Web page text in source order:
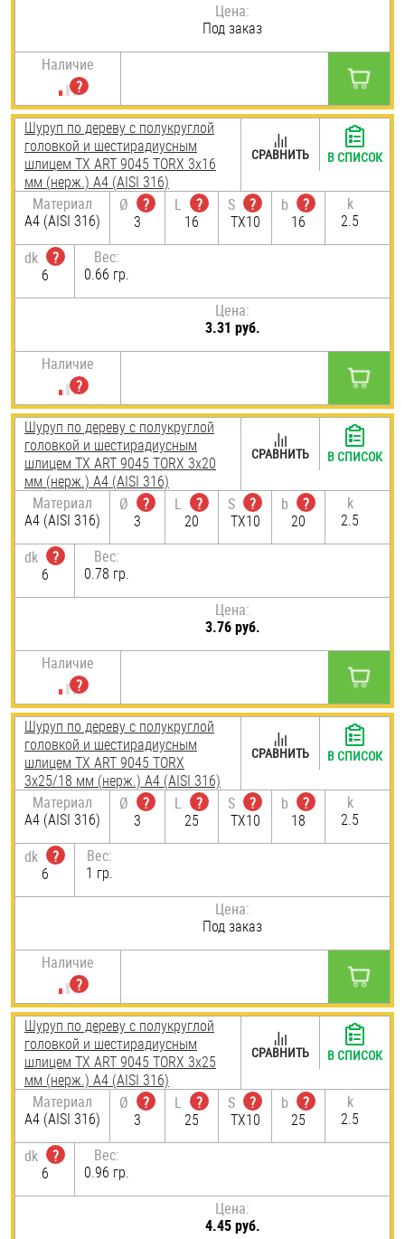
Цена:
Под заказ
Наличие
Шуруп по дереву с полукруглой
головкой и шестирадиусным
шлицем TX ART 9045 TORX 3х16
мм (нерж.) A4 (AISI 316)
Материал
A4 (AISI 316)
Ø
?
3
L
?
16
S
?
TX10
b
?
16
k
2.5
dk
?
6
Вес:
0.66 гр.
Цена:
3.31 руб.
Наличие
СРАВНИТЬ В СПИСОК
Шуруп по дереву с полукруглой
головкой и шестирадиусным
шлицем TX ART 9045 TORX 3х20
мм (нерж.) A4 (AISI 316)
Материал
A4 (AISI 316)
Ø
?
3
L
?
20
S
?
TX10
b
?
20
k
2.5
dk
?
6
Вес:
0.78 гр.
Цена:
3.76 руб.
Наличие
СРАВНИТЬ В СПИСОК
Шуруп по дереву с полукруглой
головкой и шестирадиусным
шлицем TX ART 9045 TORX
3х25/18 мм (нерж.) A4 (AISI 316)
Материал
A4 (AISI 316)
Ø
?
3
L
?
25
S
?
TX10
b
?
18
k
2.5
dk
?
6
Вес:
1 гр.
Цена:
Под заказ
Наличие
СРАВНИТЬ В СПИСОК
Шуруп по дереву с полукруглой
головкой и шестирадиусным
шлицем TX ART 9045 TORX 3х25
мм (нерж.) A4 (AISI 316)
Материал
A4 (AISI 316)
Ø
?
3
L
?
25
S
?
TX10
b
?
25
k
2.5
dk
?
6
Вес:
0.96 гр.
Цена:
4.45 руб.
СРАВНИТЬ В СПИСОК